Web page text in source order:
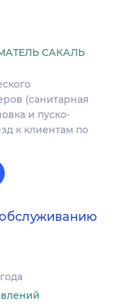
САКАЛЬ
(санитарная
и пуско-
к клиентам по